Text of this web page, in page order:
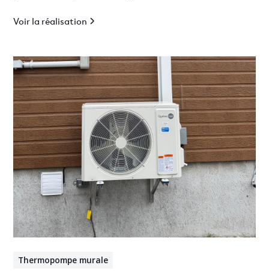
Voir la réalisation
Thermopompe murale